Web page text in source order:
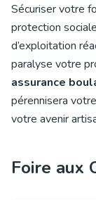
Sécuriser votre
protection
d’exploitation
paralyse votre
assurance
pérennisera
votre avenir
Foire aux